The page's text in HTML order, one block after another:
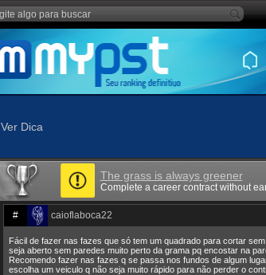
Ver Dica
The grass is always greener
Complete a career contract without
# caioflaboca22
Fácil de fazer nas fazes que só tem um quadrado para cortar
seja aberto sem paredes muito perto da grama pq encostar na
Recomendo fazer nas fazes q se passa nos fundos de algum
escolha um veiculo q não seja muito rápido para não perder o